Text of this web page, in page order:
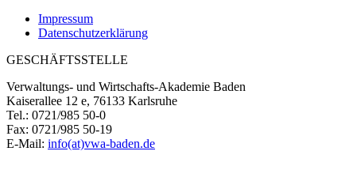
Impressum
Datenschutzerklärung
GESCHÄFTSSTELLE
Verwaltungs- und Wirtschafts-Akademie Baden
Kaiserallee 12 e, 76133 Karlsruhe
Tel.: 0721/985 50-0
Fax: 0721/985 50-19
E-Mail: info(at)vwa-baden.de